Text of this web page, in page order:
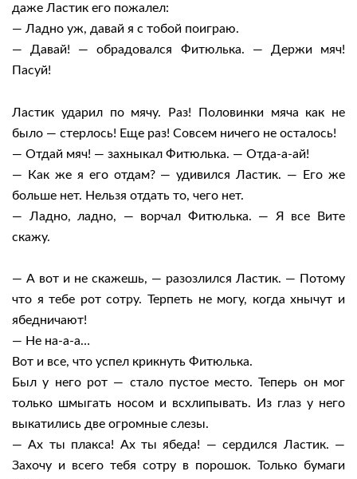
даже Ластик его пожалел:
— Ладно уж, давай я с тобой поиграю.
— Давай! — обрадовался Фитюлька. — Держи мяч!
Пасуй!
Ластик ударил по мячу. Раз! Половинки мяча как не
было — стерлось! Еще раз! Совсем ничего не осталось!
— Отдай мяч! — захныкал Фитюлька. — Отда-а-ай!
— Как же я его отдам? — удивился Ластик. — Его же
больше нет. Нельзя отдать то, чего нет.
— Ладно, ладно, — ворчал Фитюлька. — Я все Вите
скажу.
— А вот и не скажешь, — разозлился Ластик. — Потому
что я тебе рот сотру. Терпеть не могу, когда хнычут и
ябедничают!
— Не на-а-а…
Вот и все, что успел крикнуть Фитюлька.
Был у него рот — стало пустое место. Теперь он мог
только шмыгать носом и всхлипывать. Из глаз у него
выкатились две огромные слезы.
— Ах ты плакса! Ах ты ябеда! — сердился Ластик. —
Захочу и всего тебя сотру в порошок. Только бумаги